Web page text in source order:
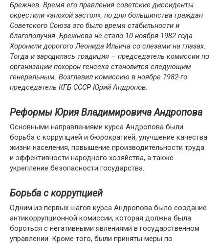
Брежнев. Время его правления советские диссиденты
окрестили «эпохой застоя», но для большинства граждан
Советского Союза это было время стабильности и
благополучия. Брежнева не стало 10 ноября 1982 года.
Хоронили дорогого Леонида Ильича со слезами на глазах.
Тогда и зародилась традиция – председатель комиссии по
организации похорон генсека становится следующим
генеральным. Возглавил комиссию в ноябре 1982-го
председатель КГБ СССР Юрий Андропов.
Реформы Юрия Владимировича Андропова
Основными направлениями курса Андропова были
борьба с коррупцией и бюрократией, улучшение качества
жизни населения, повышение производительности труда
и эффективности народного хозяйства, а также
укрепление безопасности государства.
Борьба с коррупцией
Одним из первых шагов курса Андропова было создание
антикоррупционной комиссии, которая должна была
бороться с негативными явлениями в государственном
управлении. Кроме того, были приняты меры по